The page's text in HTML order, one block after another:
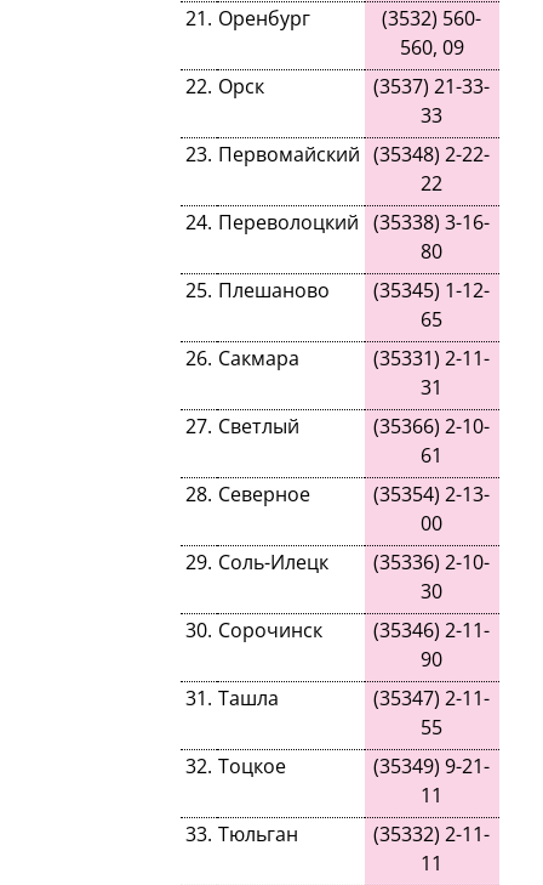
21. Оренбург (3532) 560-
560, 09
22. Орск (3537)21-33-
33
23. Первомайский (35348)2-22-
22
24. Переволоцкий (35338)3-16-
80
25. Плешаново (35345) 1-12-
65
26. Сакмара (35331)2-11-
31
27. Светлый (35366)2-10-
61
28. Северное (35354)2-13-
00
29. Соль-Илецк (35336)2-10-
30
30. Сорочинск (35346)2-11-
90
31. Ташла (35347)2-11-
55
32. Тоцкое (35349)9-21-
11
33. Тюльган (35332)2-11-
11